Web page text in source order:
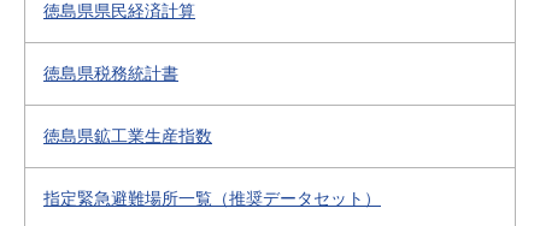
徳島県県民経済計算
徳島県税務統計書
徳島県鉱工業生産指数
指定緊急避難場所一覧（推奨データセット）